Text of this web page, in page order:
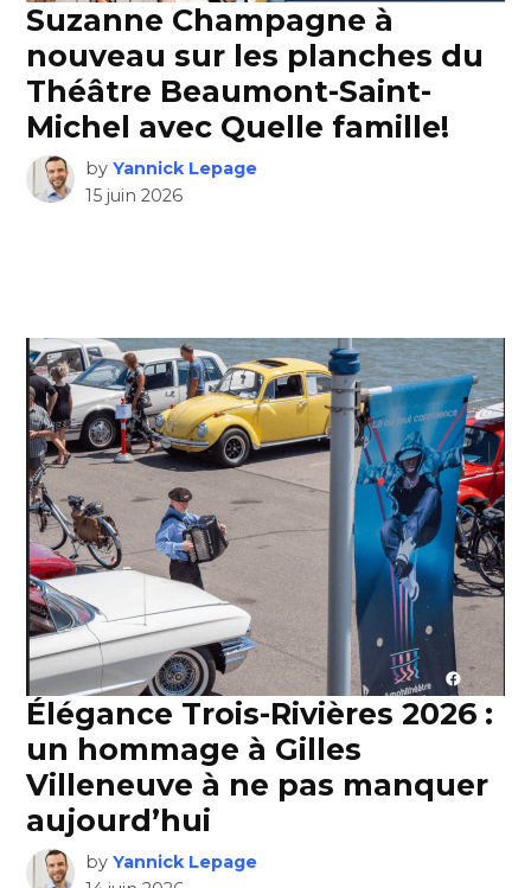
Suzanne Champagne à
nouveau sur les planches du
Théâtre Beaumont-Saint-
Michel avec Quelle famille!
by Yannick Lepage
15 juin 2026
Élégance Trois-Rivières 2026 :
un hommage à Gilles
Villeneuve à ne pas manquer
aujourd’hui
by Yannick Lepage